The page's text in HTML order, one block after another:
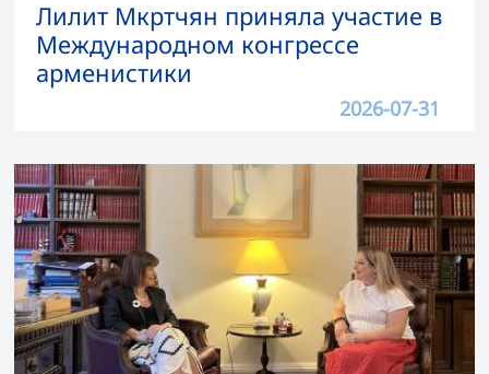
Лилит Мкртчян приняла участие в
Международном конгрессе
арменистики
2026-07-31